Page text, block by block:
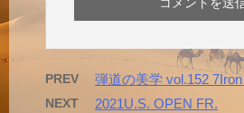
PREV 弾道の美学 vol.152 7Iron
NEXT 2021U.S. OPEN FR.